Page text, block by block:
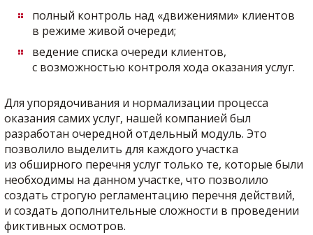
полный контроль над «движениями» клиентов
в режиме живой очереди;
ведение списка очереди клиентов,
с возможностью контроля хода оказания услуг.
Для упорядочивания и нормализации процесса
оказания самих услуг, нашей компанией был
разработан очередной отдельный модуль. Это
позволило выделить для каждого участка
из обширного перечня услуг только те, которые были
необходимы на данном участке, что позволило
создать строгую регламентацию перечня действий,
и создать дополнительные сложности в проведении
фиктивных осмотров.